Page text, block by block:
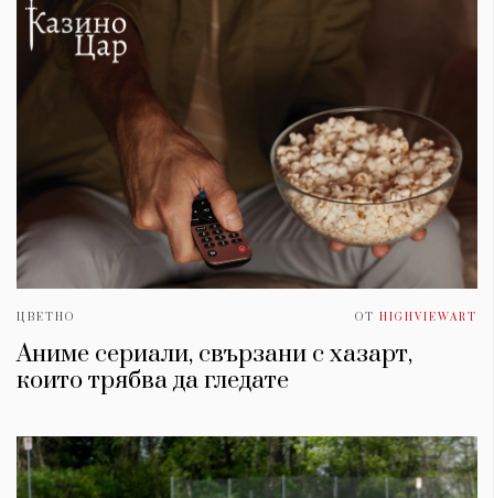
ЦВЕТНО ОТ HIGHVIEWART
Аниме сериали, свързани с хазарт,
които трябва да гледате